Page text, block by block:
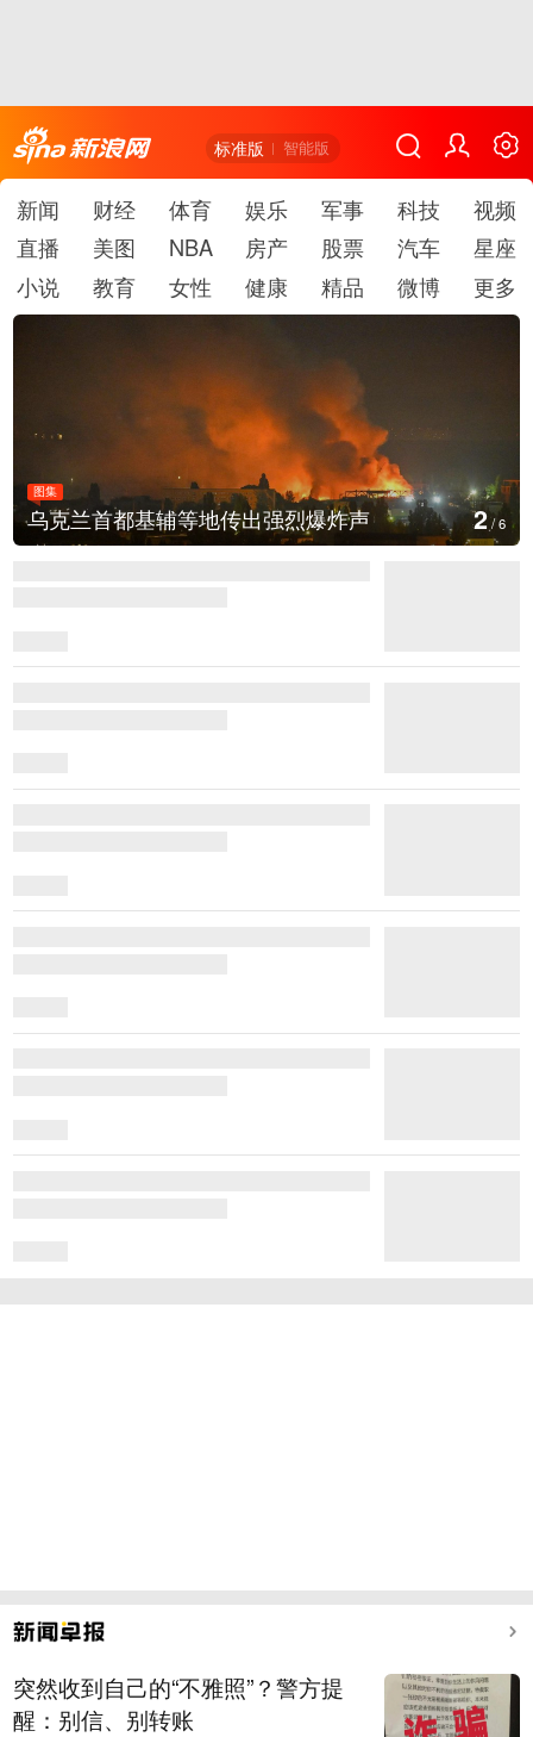
标准版 智能版
新闻 财经 体育 娱乐 军事 科技
视频
直播
美图 NBA 房产 股票 汽车
星座
小说
教育 女性 健康 精品 微博 更多
地传出强烈爆炸声
图集
美国：肯尼迪宣
3/6
突然收到自己的“不雅照”？警方提
醒：别信、别转账